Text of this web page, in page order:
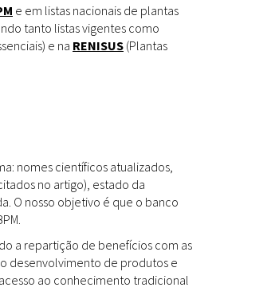
e em listas nacionais de plantas
tanto listas vigentes como
e na RENISUS (Plantas
nomes científicos atualizados,
no artigo), estado da
O nosso objetivo é que o banco
a repartição de benefícios com as
desenvolvimento de produtos e
ao conhecimento tradicional